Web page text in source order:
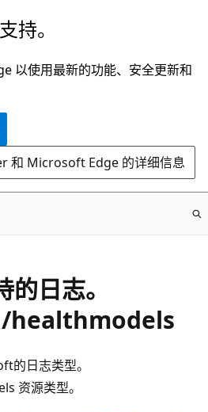
持。
以使用最新的功能、安全更新和
和 Microsoft Edge 的详细信息
日志。
healthmodels
的日志类型。
资源类型。